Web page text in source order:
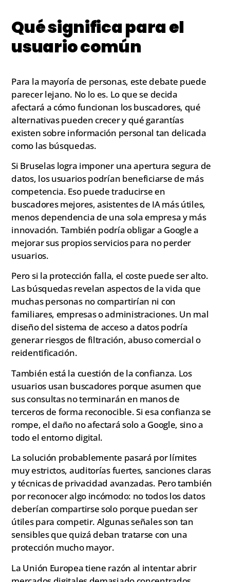
Qué significa para el
usuario común
Para la mayoría de personas, este debate puede
parecer lejano. No lo es. Lo que se decida
afectará a cómo funcionan los buscadores, qué
alternativas pueden crecer y qué garantías
existen sobre información personal tan delicada
como las búsquedas.
Si Bruselas logra imponer una apertura segura de
datos, los usuarios podrían beneficiarse de más
competencia. Eso puede traducirse en
buscadores mejores, asistentes de IA más útiles,
menos dependencia de una sola empresa y más
innovación. También podría obligar a Google a
mejorar sus propios servicios para no perder
usuarios.
Pero si la protección falla, el coste puede ser alto.
Las búsquedas revelan aspectos de la vida que
muchas personas no compartirían ni con
familiares, empresas o administraciones. Un mal
diseño del sistema de acceso a datos podría
generar riesgos de filtración, abuso comercial o
reidentificación.
También está la cuestión de la confianza. Los
usuarios usan buscadores porque asumen que
sus consultas no terminarán en manos de
terceros de forma reconocible. Si esa confianza se
rompe, el daño no afectará solo a Google, sino a
todo el entorno digital.
La solución probablemente pasará por límites
muy estrictos, auditorías fuertes, sanciones claras
y técnicas de privacidad avanzadas. Pero también
por reconocer algo incómodo: no todos los datos
deberían compartirse solo porque puedan ser
útiles para competir. Algunas señales son tan
sensibles que quizá deban tratarse con una
protección mucho mayor.
La Unión Europea tiene razón al intentar abrir